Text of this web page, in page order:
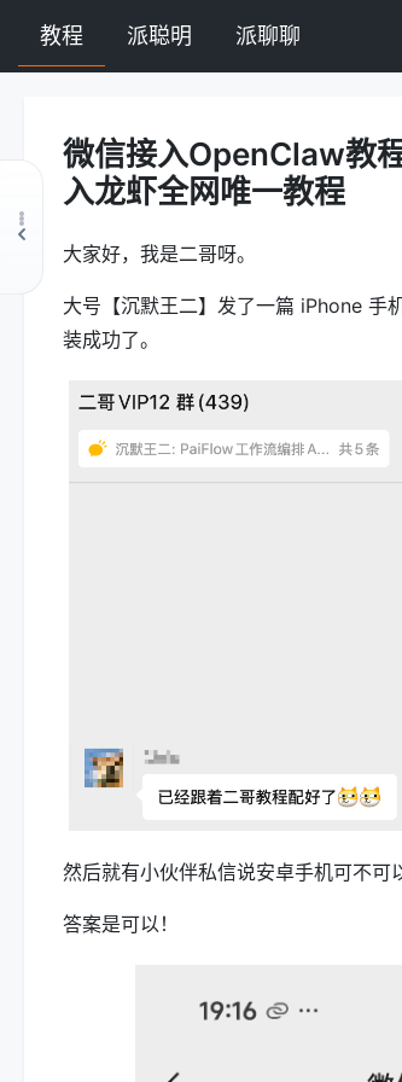
教程 派聪明 派聊聊
微信接入OpenClaw教
入龙虾全网唯一教程
大家好，我是二哥呀。
大号【沉默王二】发了一篇 iPhone 手
装成功了。
然后就有小伙伴私信说安卓手机可不可
答案是可以！